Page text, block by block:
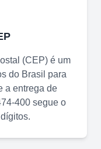
(CEP) é um
do Brasil para
a entrega de
400segue o